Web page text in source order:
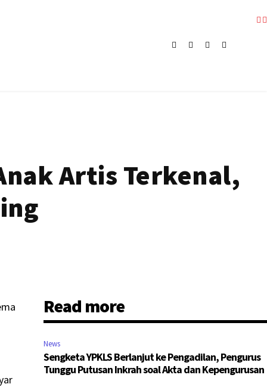
Artis Terkenal,
Read more
News
Sengketa YPKLS Berlanjut ke Pengadilan, Pengurus
Tunggu Putusan Inkrah soal Akta dan Kepengurusan